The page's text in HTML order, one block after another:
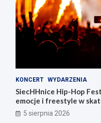
KONCERT WYDARZENIA
SiecHHnice Hip-Hop
emocje i freestyle w
5 sierpnia 2026